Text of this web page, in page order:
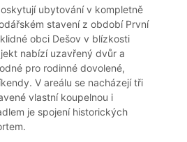
ubytování v kompletně
stavení z období První
obci Dešov v blízkosti
nabízí uzavřený dvůr a
pro rodinné dovolené,
V areálu se nacházejí tři
vlastní koupelnou i
je spojení historických